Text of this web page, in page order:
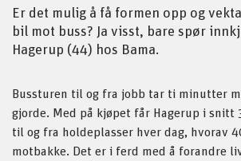
Er det mulig å få formen opp og
bil mot buss? Ja visst, bare spør
Hagerup (44) hos Bama.
Bussturen til og fra jobb tar ti minutter
gjorde. Med på kjøpet får Hagerup i snitt
til og fra holdeplasser hver dag, hvorav
motbakke. Det er i ferd med å forandre